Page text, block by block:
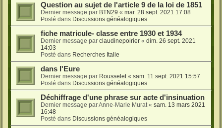
Question au sujet de l'article 9 de la loi de 1851
Dernier message par BTN29 « mar. 28 sept. 2021 17:08
Posté dans Discussions généalogiques
fiche matricule- classe entre 1930 et 1934
Dernier message par claudinepoirier « dim. 26 sept. 2021
14:03
Posté dans Recherches Italie
dans l'Eure
Dernier message par Rousselet « sam. 11 sept. 2021 15:57
Posté dans Discussions généalogiques
Déchiffrage d'une phrase sur acte d'insinuation
Dernier message parAnne-Marie Murat « sam. 13 mars 2021
16:48
Posté dans Discussions généalogiques